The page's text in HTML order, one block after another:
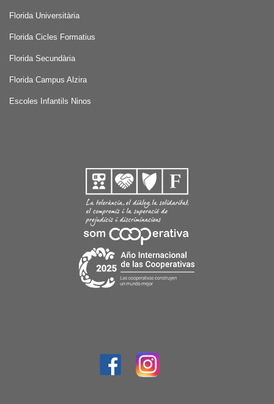
Florida Universitària
Florida Cicles Formatius
Florida Secundària
Florida Campus Alzira
Escoles Infantils Ninos